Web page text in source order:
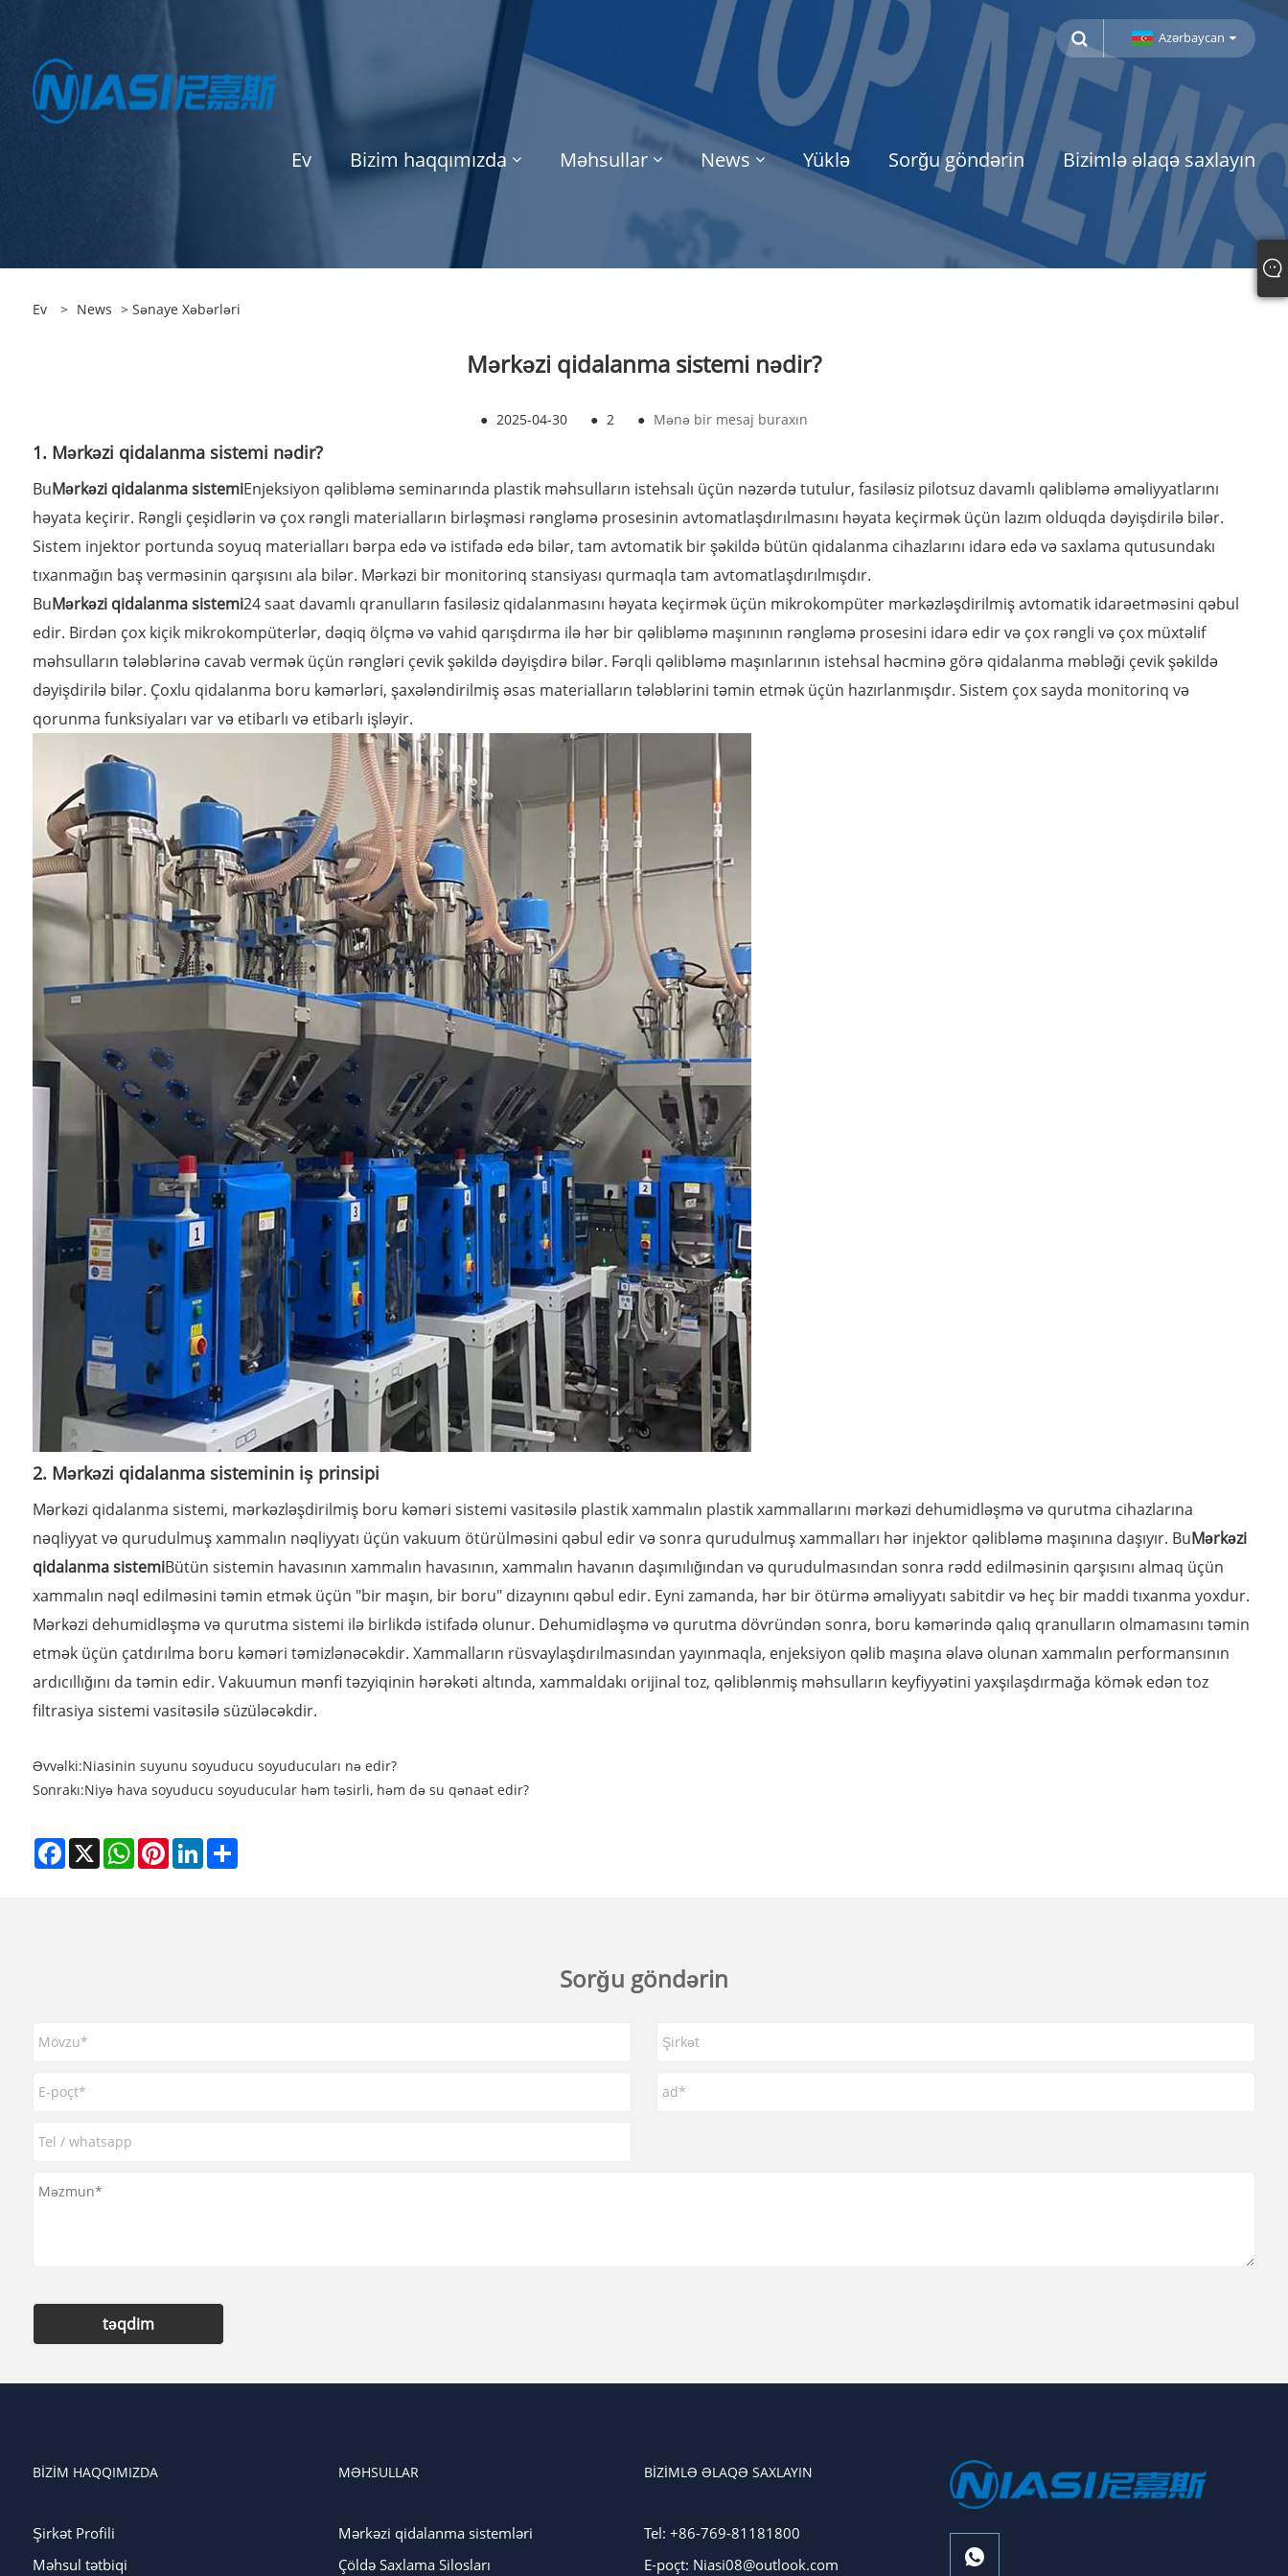
Azərbaycan
Ev Bizim haqqımızda Məhsullar News Yüklə Sorğu göndərin Bizimlə əlaqə saxlayın
Ev > News > Sənaye Xəbərləri
Mərkəzi qidalanma sistemi nədir?
● 2025-04-30 ● 2 ● Mənə bir mesaj buraxın
1. Mərkəzi qidalanma sistemi nədir?
BuMərkəzi qidalanma sistemiEnjeksiyon qəlibləmə seminarında plastik məhsulların istehsalı üçün nəzərdə tutulur, fasiləsiz pilotsuz davamlı qəlibləmə əməliyyatlarını
həyata keçirir. Rəngli çeşidlərin və çox rəngli materialların birləşməsi rəngləmə prosesinin avtomatlaşdırılmasını həyata keçirmək üçün lazım olduqda dəyişdirilə bilər.
Sistem injektor portunda soyuq materialları bərpa edə və istifadə edə bilər, tam avtomatik bir şəkildə bütün qidalanma cihazlarını idarə edə və saxlama qutusundakı
tıxanmağın baş verməsinin qarşısını ala bilər. Mərkəzi bir monitorinq stansiyası qurmaqla tam avtomatlaşdırılmışdır.
BuMərkəzi qidalanma sistemi24 saat davamlı qranulların fasiləsiz qidalanmasını həyata keçirmək üçün mikrokompüter mərkəzləşdirilmiş avtomatik idarəetməsini qəbul
edir. Birdən çox kiçik mikrokompüterlər, dəqiq ölçmə və vahid qarışdırma ilə hər bir qəlibləmə maşınının rəngləmə prosesini idarə edir və çox rəngli və çox müxtəlif
məhsulların tələblərinə cavab vermək üçün rəngləri çevik şəkildə dəyişdirə bilər. Fərqli qəlibləmə maşınlarının istehsal həcminə görə qidalanma məbləği çevik şəkildə
dəyişdirilə bilər. Çoxlu qidalanma boru kəmərləri, şaxələndirilmiş əsas materialların tələblərini təmin etmək üçün hazırlanmışdır. Sistem çox sayda monitorinq və
qorunma funksiyaları var və etibarlı və etibarlı işləyir.
2. Mərkəzi qidalanma sisteminin iş prinsipi
Mərkəzi qidalanma sistemi, mərkəzləşdirilmiş boru kəməri sistemi vasitəsilə plastik xammalın plastik xammallarını mərkəzi dehumidləşmə və qurutma cihazlarına
nəqliyyat və qurudulmuş xammalın nəqliyyatı üçün vakuum ötürülməsini qəbul edir və sonra qurudulmuş xammalları hər injektor qəlibləmə maşınına daşıyır. BuMərkəzi
qidalanma sistemiBütün sistemin havasının xammalın havasının, xammalın havanın daşımılığından və qurudulmasından sonra rədd edilməsinin qarşısını almaq üçün
xammalın nəql edilməsini təmin etmək üçün "bir maşın, bir boru" dizaynını qəbul edir. Eyni zamanda, hər bir ötürmə əməliyyatı sabitdir və heç bir maddi tıxanma yoxdur.
Mərkəzi dehumidləşmə və qurutma sistemi ilə birlikdə istifadə olunur. Dehumidləşmə və qurutma dövründən sonra, boru kəmərində qalıq qranulların olmamasını təmin
etmək üçün çatdırılma boru kəməri təmizlənəcəkdir. Xammalların rüsvaylaşdırılmasından yayınmaqla, enjeksiyon qəlib maşına əlavə olunan xammalın performansının
ardıcıllığını da təmin edir. Vakuumun mənfi təzyiqinin hərəkəti altında, xammaldakı orijinal toz, qəliblənmiş məhsulların keyfiyyətini yaxşılaşdırmağa kömək edən toz
filtrasiya sistemi vasitəsilə süzüləcəkdir.
Əvvəlki:Niasinin suyunu soyuducu soyuducuları nə edir?
Sonrakı:Niyə hava soyuducu soyuducular həm təsirli, həm də su qənaət edir?
Facebook
X WhatsAppPinterestLinkedInShare
Sorğu göndərin
təqdim
BIZIM HAQQIMIZDA
Şirkət Profili
Məhsul tətbiqi
MƏHSULLAR
Mərkəzi qidalanma sistemləri
Çöldə Saxlama Silosları
BIZIMLƏ ƏLAQƏ SAXLAYIN
Tel: +86-769-81181800
E-poçt: Niasi08@outlook.com